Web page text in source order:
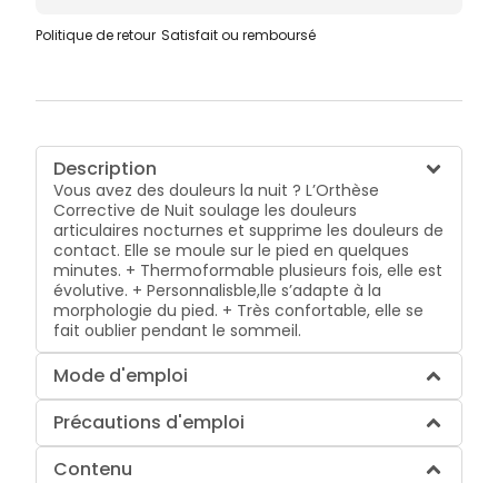
Politique de retour Satisfait ou remboursé
Description
Vous avez des douleurs la nuit ? L’Orthèse
Corrective de Nuit soulage les douleurs
articulaires nocturnes et supprime les douleurs de
contact. Elle se moule sur le pied en quelques
minutes. + Thermoformable plusieurs fois, elle est
évolutive. + Personnalisble,lle s’adapte à la
morphologie du pied. + Très confortable, elle se
fait oublier pendant le sommeil.
Mode d'emploi
Précautions d'emploi
Contenu